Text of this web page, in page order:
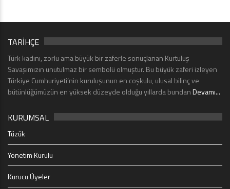
TARİHÇE
Türk kadını, zorlu ama büyük bir zaferle sonuçlanan Kurtuluş
Savaşımızın unutulmaz bir sembolü olmuştur. Bu büyük zaferi izleyen
Türkiye Cumhuriyeti’nin kuruluşunun en coşkulu, ulusal bilinç ve
bütünlüğümüzün en yüksek düzeyde olduğu yıllarda bundanDevamı...
KURUMSAL
Tüzük
Yönetim Kurulu
Kurucu Üyeler